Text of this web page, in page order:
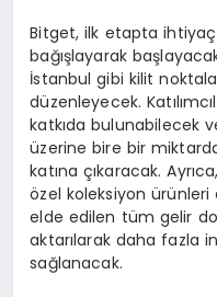
Bitget, ilk etapta
bağışlayarak
İstanbul gibi kilit
düzenleyecek.
katkıda bulunabilecek
üzerine bire bir
katına çıkaracak.
özel koleksiyon ürünleri
elde edilen tüm gelir
aktarılarak daha fazla
sağlanacak.